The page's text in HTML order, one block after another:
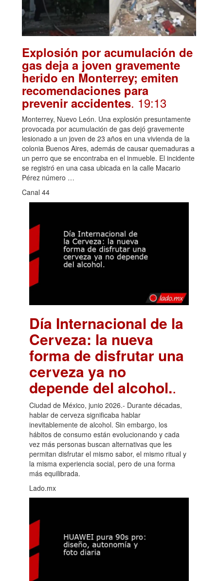
Explosión por acumulación de
gas deja a joven gravemente
herido en Monterrey; emiten
recomendaciones para
prevenir accidentes. 19:13
Monterrey, Nuevo León. Una explosión presuntamente
provocada por acumulación de gas dejó gravemente
lesionado a un joven de 23 años en una vivienda de la
colonia Buenos Aires, además de causar quemaduras a
un perro que se encontraba en el inmueble. El incidente
se registró en una casa ubicada en la calle Macario
Pérez número …
Canal 44
Día Internacional de la
Cerveza: la nueva
forma de disfrutar una
cerveza ya no
depende del alcohol..
Ciudad de México, junio 2026.- Durante décadas,
hablar de cerveza significaba hablar
inevitablemente de alcohol. Sin embargo, los
hábitos de consumo están evolucionando y cada
vez más personas buscan alternativas que les
permitan disfrutar el mismo sabor, el mismo ritual y
la misma experiencia social, pero de una forma
más equilibrada.
Lado.mx